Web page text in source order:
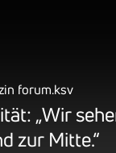
forum.ksv
„Wir
zur Mitte.“